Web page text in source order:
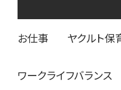
お仕事 ヤクルト保
ワークライフバランス